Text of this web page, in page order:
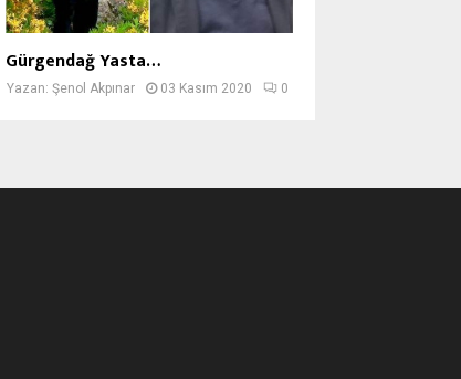
Gürgendağ Yasta…
Yazan: Şenol Akpınar 03 Kasım 2020 0